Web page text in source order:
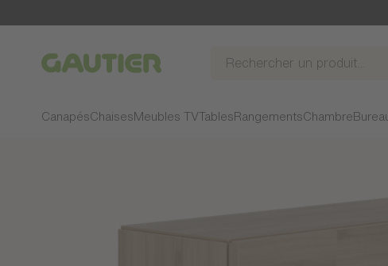
Gautier
CanapésChaises Meubles TVTables RangementsChambre